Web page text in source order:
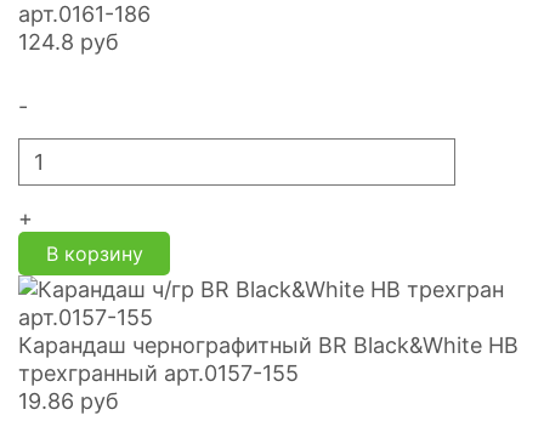
арт.0161-186
124.8 руб
-
+
В корзину
Карандаш чернографитный BR Black&White HB
трехгранный арт.0157-155
19.86 руб